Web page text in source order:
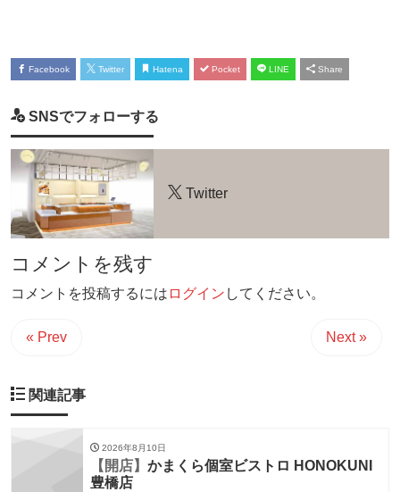
Facebook Twitter Hatena Pocket LINE Share
SNSでフォローする
Twitter
コメントを残す
コメントを投稿するには ログイン してください。
« Prev Next »
関連記事
2026年8月10日
【開店】 かまくら個室ビストロ HONOKUNI
豊橋店